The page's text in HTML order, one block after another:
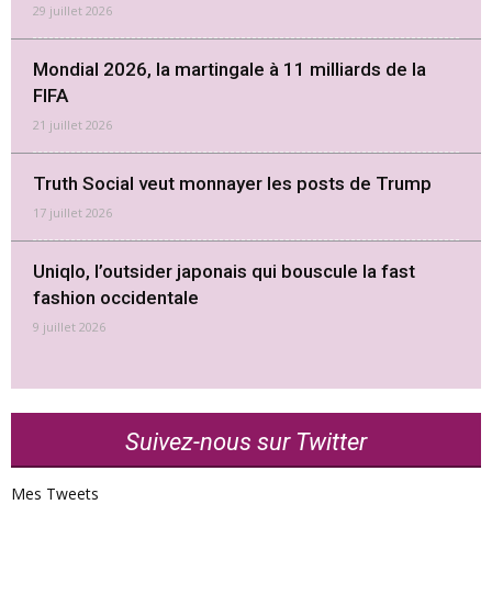
29 juillet 2026
Mondial 2026, la martingale à 11 milliards de la
FIFA
21 juillet 2026
Truth Social veut monnayer les posts de Trump
17 juillet 2026
Uniqlo, l’outsider japonais qui bouscule la fast
fashion occidentale
9 juillet 2026
Suivez-nous sur Twitter
Mes Tweets